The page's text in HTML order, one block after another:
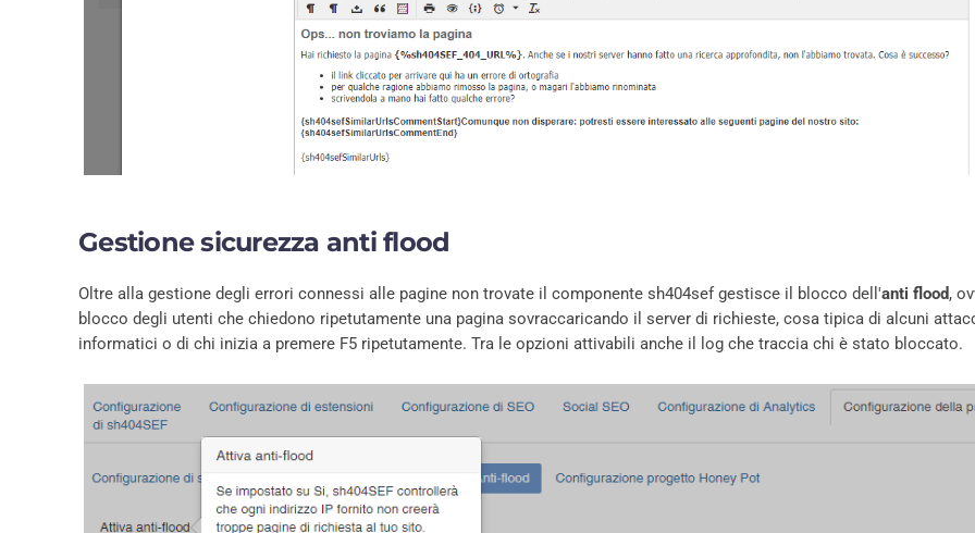
Gestione sicurezza anti flood
Oltre alla gestione degli errori connessi alle pagine non trovate il componente sh404sef gestisce il blocco dell'anti flood,
blocco degli utenti che chiedono ripetutamente una pagina sovraccaricando il server di richieste, cosa tipica di alcuni
informatici o di chi inizia a premere F5 ripetutamente. Tra le opzioni attivabili anche il log che traccia chi è stato bloccato.